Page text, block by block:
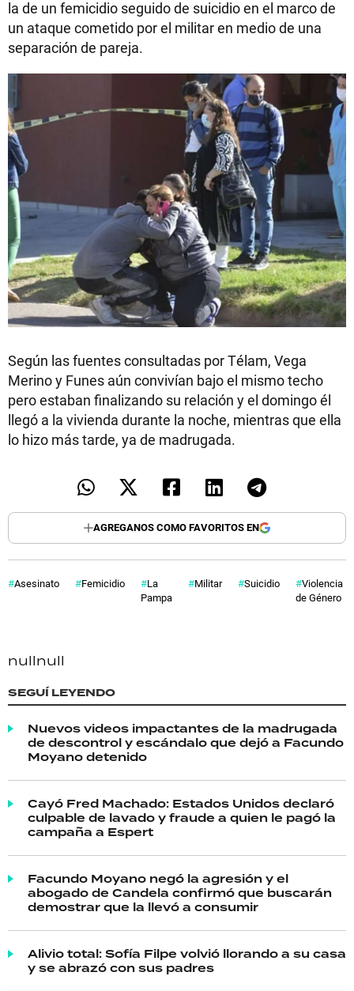
la de un femicidio seguido de suicidio en el marco de
un ataque cometido por el militar en medio de una
separación de pareja.
Según las fuentes consultadas por Télam, Vega
Merino y Funes aún convivían bajo el mismo techo
pero estaban finalizando su relación y el domingo él
llegó a la vivienda durante la noche, mientras que ella
lo hizo más tarde, ya de madrugada.
AGREGANOS COMO FAVORITOS EN
Asesinato Femicidio
La
Pampa
Militar Suicidio
Violencia
de Género
nullnull
SEGUÍ LEYENDO
Nuevos videos impactantes de la madrugada
de descontrol y escándalo que dejó a Facundo
Moyano detenido
Cayó Fred Machado: Estados Unidos declaró
culpable de lavado y fraude a quien le pagó la
campaña a Espert
Facundo Moyano negó la agresión y el
abogado de Candela confirmó que buscarán
demostrar que la llevó a consumir
Alivio total: Sofía Filpe volvió llorando a su casa
y se abrazó con sus padres